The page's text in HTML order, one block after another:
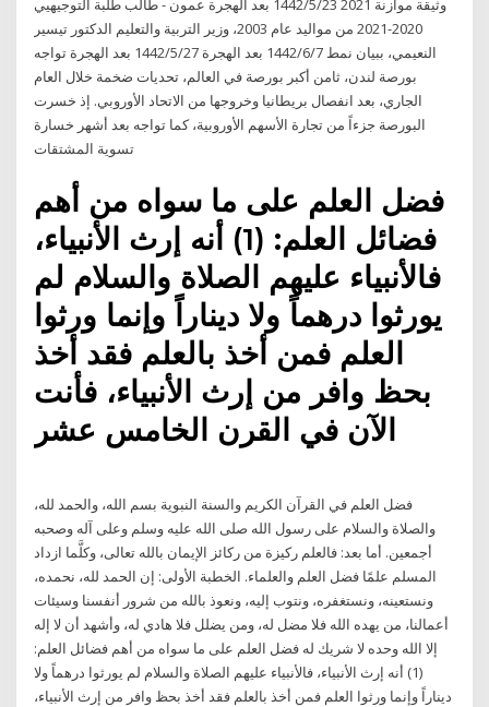
وثيقة موازنة 2021 23‏‏/5‏‏/1442 بعد الهجرة عمون - طالب طلبة التوجيهيي
2020-2021 من مواليد عام 2003، وزير التربية والتعليم الدكتور تيسير
النعيمي، ببيان نمط 7‏‏/6‏‏/1442 بعد الهجرة 27‏‏/5‏‏/1442 بعد الهجرة تواجه
بورصة لندن، ثامن أكبر بورصة في العالم، تحديات ضخمة خلال العام
الجاري، بعد انفصال بريطانيا وخروجها من الاتحاد الأوروبي. إذ خسرت
البورصة جزءاً من تجارة الأسهم الأوروبية، كما تواجه بعد أشهر خسارة
تسوية المشتقات
فضل العلم على ما سواه من أهم
فضائل العلم: (1) أنه إرث الأنبياء،
فالأنبياء عليهم الصلاة والسلام لم
يورثوا درهماً ولا ديناراً وإنما ورثوا
العلم فمن أخذ بالعلم فقد أخذ
بحظ وافر من إرث الأنبياء، فأنت
الآن في القرن الخامس عشر
فضل العلم في القرآن الكريم والسنة النبوية بسم الله، والحمد لله،
والصلاة والسلام على رسول الله صلى الله عليه وسلم وعلى آله وصحبه
أجمعين. أما بعد: فالعلم ركيزة من ركائز الإيمان بالله تعالى، وكلَّما ازداد
المسلم علمًا فضل العلم والعلماء. الخطبة الأولى: إن الحمد لله، نحمده،
ونستعينه، ونستغفره، ونتوب إليه، ونعوذ بالله من شرور أنفسنا وسيئات
أعمالنا، من يهده الله فلا مضل له، ومن يضلل فلا هادي له، وأشهد أن لا إله
إلا الله وحده لا شريك له فضل العلم على ما سواه من أهم فضائل العلم:
(1) أنه إرث الأنبياء، فالأنبياء عليهم الصلاة والسلام لم يورثوا درهماً ولا
ديناراً وإنما ورثوا العلم فمن أخذ بالعلم فقد أخذ بحظ وافر من إرث الأنبياء،